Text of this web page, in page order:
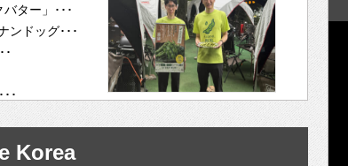
ター」･･･
ンドッグ･･･
･
･
話し･･･
Korea